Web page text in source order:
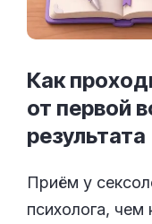
Как
от первой
результата
Приём у
психолога, чем